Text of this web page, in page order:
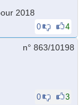
2018
0 4
n° 863/10198
0 3